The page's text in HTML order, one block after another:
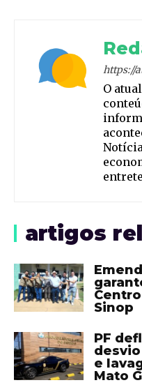
https://
O
artigos
Sinop
PF
e
Mato